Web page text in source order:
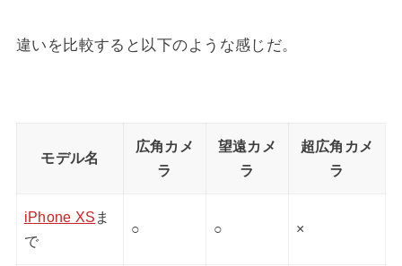
違いを比較すると以下のような感じだ。
モデル名
広角カメ
ラ
望遠カメ
ラ
超広角カメ
ラ
iPhone XS ま
で
○ ○ ×